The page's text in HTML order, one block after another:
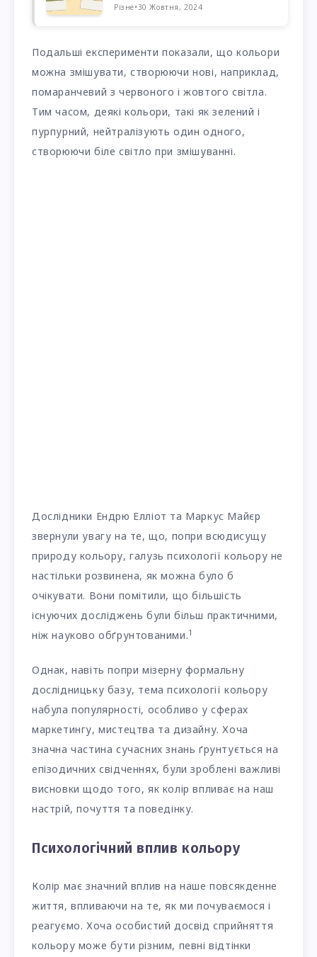
Різне•30 Жовтня, 2024
Подальші експерименти показали, що кольори
можна змішувати, створюючи нові, наприклад,
помаранчевий з червоного і жовтого світла.
Тим часом, деякі кольори, такі як зелений і
пурпурний, нейтралізують один одного,
створюючи біле світло при змішуванні.
Дослідники Ендрю Елліот та Маркус Майєр
звернули увагу на те, що, попри всюдисущу
природу кольору, галузь психології кольору не
настільки розвинена, як можна було б
очікувати. Вони помітили, що більшість
існуючих досліджень були більш практичними,
ніж науково обґрунтованими.1
Однак, навіть попри мізерну формальну
дослідницьку базу, тема психології кольору
набула популярності, особливо у сферах
маркетингу, мистецтва та дизайну. Хоча
значна частина сучасних знань ґрунтується на
епізодичних свідченнях, були зроблені важливі
висновки щодо того, як колір впливає на наш
настрій, почуття та поведінку.
Психологічний вплив кольору
Колір має значний вплив на наше повсякденне
життя, впливаючи на те, як ми почуваємося і
реагуємо. Хоча особистий досвід сприйняття
кольору може бути різним, певні відтінки